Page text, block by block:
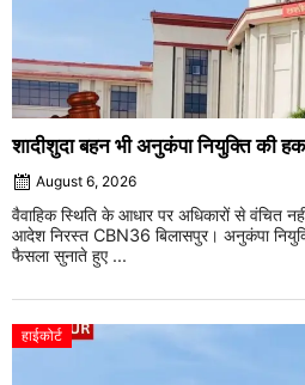
शादीशुदा बहन भी अनुकंपा नियुक्ति की
August 6, 2026
वैवाहिक स्थिति के आधार पर अधिकारों से वंचित
आदेश निरस्त CBN36 बिलासपुर। अनुकंपा
फैसला सुनाते हुए ...
हाईकोर्ट